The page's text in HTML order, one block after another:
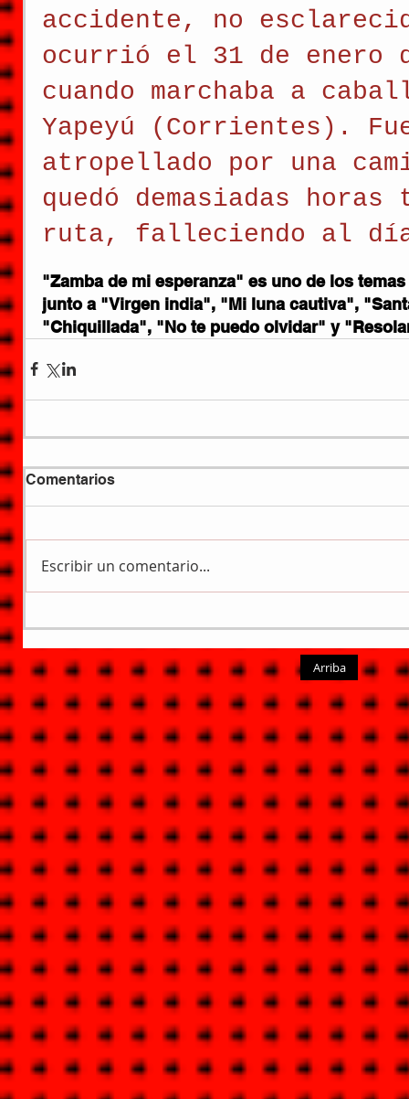
accidente, no
ocurrió el 31 de enero
cuando marchaba a
Yapeyú (Corrientes).
atropellado por una
quedó demasiadas
ruta, falleciendo al
"Zamba de mi esperanza" es uno de los
junto a "Virgen india", "Mi luna cautiva",
"Chiquillada", "No te puedo olvidar" y
Comentarios
Escribir un comentario...
Arriba